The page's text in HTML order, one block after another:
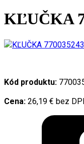
KĽUČKA
Kód produktu:
Cena: 26,19 € bez